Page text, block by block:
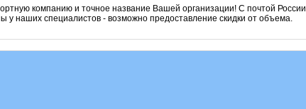
компанию и точное название Вашей организации! С почтой России
у наших специалистов - возможно предоставление скидки от объема.